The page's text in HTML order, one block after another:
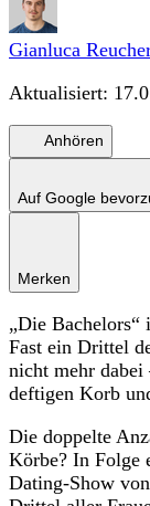
Gianluca
Aktualisiert:
Anhören
Auf Google
Merken
„Die Bachelors“
Fast ein Drittel
nicht mehr
deftigen Korb
Die doppelte
Körbe? In Folge
Dating-Show von